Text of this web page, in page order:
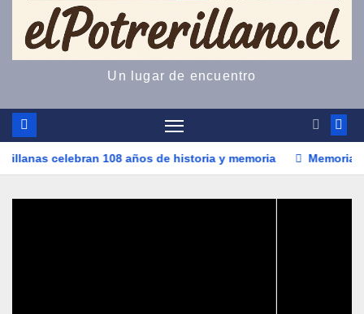
Un lugar de encuentro
108 años de historia y memoria Memorias del